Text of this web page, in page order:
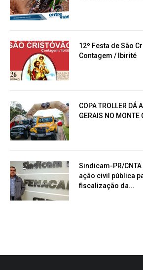
12º Festa de São
Contagem / Ibirité
COPA TROLLER DÁ
GERAIS NO MONTE
Sindicam-PR/
ação civil pública
fiscalização da...